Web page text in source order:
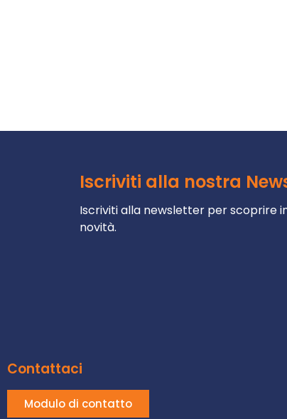
Iscriviti alla nostra
Iscriviti alla newsletter per scoprire
novità.
Contattaci
Modulo di contatto